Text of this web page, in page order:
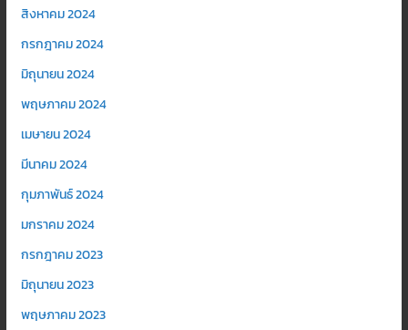
สิงหาคม 2024
กรกฎาคม 2024
มิถุนายน 2024
พฤษภาคม 2024
เมษายน 2024
มีนาคม 2024
กุมภาพันธ์ 2024
มกราคม 2024
กรกฎาคม 2023
มิถุนายน 2023
พฤษภาคม 2023